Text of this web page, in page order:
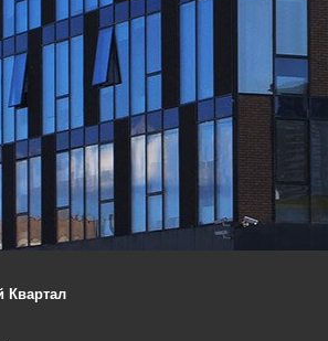
Квартал